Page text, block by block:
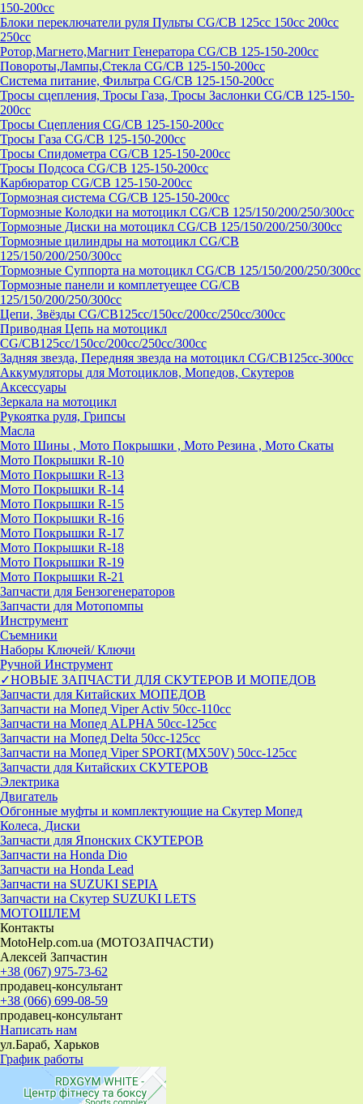
150-200cc
Блоки переключатели руля Пульты CG/CB 125cc 150cc 200cc
250cc
Ротор,Магнето,Магнит Генератора CG/CB 125-150-200cc
Повороты,Лампы,Стекла CG/CB 125-150-200cc
Система питание, Фильтра CG/CB 125-150-200cc
Тросы сцепления, Тросы Газа, Тросы Заслонки CG/CB 125-150-
200cc
Тросы Сцепления CG/CB 125-150-200cc
Тросы Газа CG/CB 125-150-200cc
Тросы Спидометра CG/CB 125-150-200cc
Тросы Подсоса CG/CB 125-150-200cc
Карбюратор CG/CB 125-150-200cc
Тормозная система CG/CB 125-150-200cc
Тормозные Колодки на мотоцикл CG/CB 125/150/200/250/300cc
Тормозные Диски на мотоцикл CG/CB 125/150/200/250/300cc
Тормозные цилиндры на мотоцикл CG/CB
125/150/200/250/300cc
Тормозные Суппорта на мотоцикл CG/CB 125/150/200/250/300cc
Тормозные панели и комплетуещее CG/CB
125/150/200/250/300cc
Цепи, Звёзды CG/CB125cc/150cc/200cc/250cc/300cc
Приводная Цепь на мотоцикл
CG/CB125cc/150cc/200cc/250cc/300cc
Задняя звезда, Передняя звезда на мотоцикл CG/CB125cc-300сс
Аккумуляторы для Мотоциклов, Мопедов, Скутеров
Аксессуары
Зеркала на мотоцикл
Рукоятка руля, Грипсы
Масла
Мото Шины , Мото Покрышки , Мото Резина , Мото Скаты
Мото Покрышки R-10
Мото Покрышки R-13
Мото Покрышки R-14
Мото Покрышки R-15
Мото Покрышки R-16
Мото Покрышки R-17
Мото Покрышки R-18
Мото Покрышки R-19
Мото Покрышки R-21
Запчасти для Бензогенераторов
Запчасти для Мотопомпы
Инструмент
Съемники
Наборы Ключей/ Ключи
Ручной Инструмент
✓НОВЫЕ ЗАПЧАСТИ ДЛЯ СКУТЕРОВ И МОПЕДОВ
Запчасти для Китайских МОПЕДОВ
Запчасти на Мопед Viper Activ 50cc-110cc
Запчасти на Мопед ALPHA 50cc-125cc
Запчасти на Мопед Delta 50cc-125cc
Запчасти на Мопед Viper SPORT(MX50V) 50cc-125cc
Запчасти для Китайских СКУТЕРОВ
Электрика
Двигатель
Обгонные муфты и комплектующие на Скутер Мопед
Колеса, Диски
Запчасти для Японских СКУТЕРОВ
Запчасти на Honda Dio
Запчасти на Honda Lead
Запчасти на SUZUKI SEPIA
Запчасти на Скутер SUZUKI LETS
МОТОШЛЕМ
Контакты
MotoHelp.com.ua (МОТОЗАПЧАСТИ)
Алексей Запчастин
+38 (067) 975-73-62
продавец-консультант
+38 (066) 699-08-59
продавец-консультант
Написать нам
ул.Бараб, Харьков
График работы